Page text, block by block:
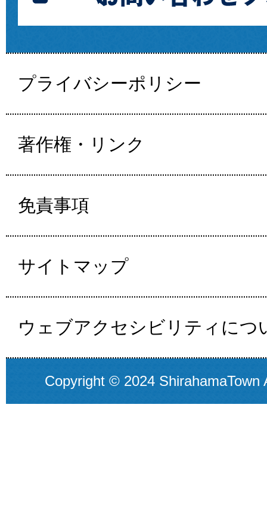
プライバシーポリシー
著作権・リンク
免責事項
サイトマップ
ウェブアクセシビリティにつ
Copyright © 2024 ShirahamaTown